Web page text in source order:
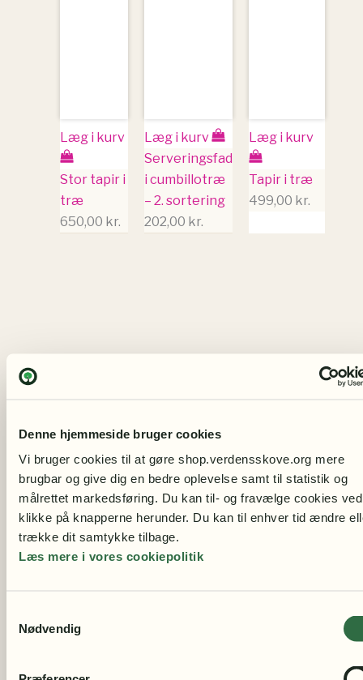
Denne hjemmeside bruger cookies
Vi bruger cookies til at gøre shop.verdensskove.org mere
brugbar og give dig en bedre oplevelse samt til statistik og
målrettet markedsføring. Du kan til- og fravælge cookies
klikke på knapperne herunder. Du kan til enhver tid ændre
trække dit samtykke tilbage.
Læs mere i vores cookiepolitik
Nødvendig
Læg i kurv
Stor tapir i
træ
650,00 kr.
Læg i kurv
Serveringsfad
i cumbillotræ
– 2. sortering
202,00 kr.
Læg i kurv
Tapir i træ
499,00 kr.
STØT SKOVENE
Kontakt
CERTIFIKATER
Regnskovscertifikater
BØGER
Bøger om miljøet
Bøger om naturbevarelse
T-shirts